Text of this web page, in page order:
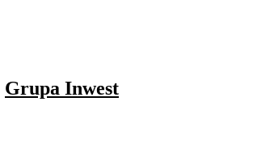
Grupa Inwest